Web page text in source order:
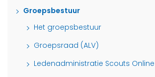
Groepsbestuur
Het groepsbestuur
Groepsraad (ALV)
Ledenadministratie Scouts Online